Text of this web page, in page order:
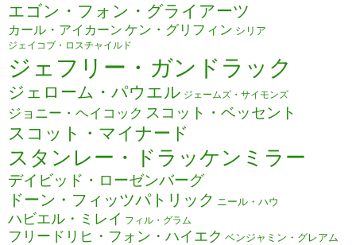
エゴン・フォン・グライアーツ
カール・アイカーン ケン・グリフィン シリア
ジェイコブ・ロスチャイルド
ジェフリー・ガンドラック
ジェローム・パウエル ジェームズ・サイモンズ
ジョニー・ヘイコック スコット・ベッセント
スコット・マイナード
スタンレー・ドラッケンミラー
デイビッド・ローゼンバーグ
ドーン・フィッツパトリック ニール・ハウ
ハビエル・ミレイ フィル・グラム
フリードリヒ・フォン・ハイエク ベンジャミン・グレアム